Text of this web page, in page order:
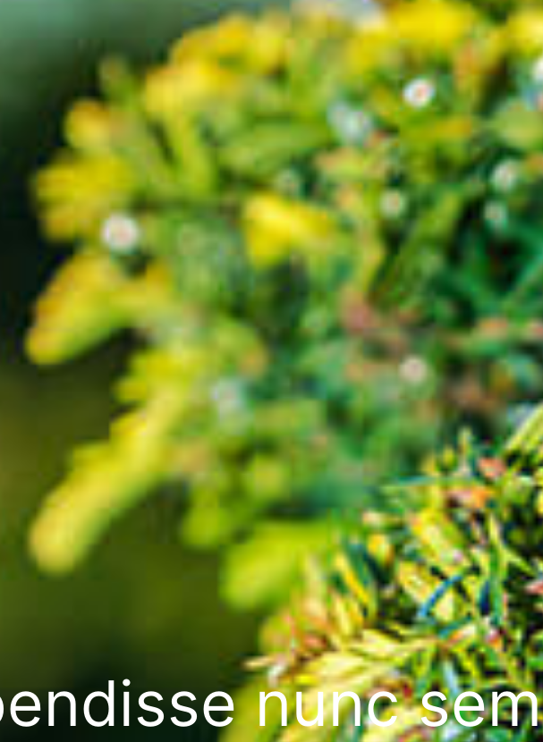
nunc sem